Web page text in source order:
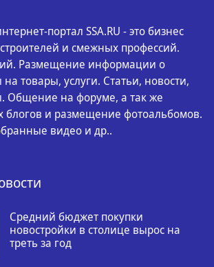
портал SSA.RU - это бизнес
и смежных профессий.
Размещение информации о
товары, услуги. Статьи, новости,
Общение на форуме, а так же
блогов и размещение фотоальбомов.
видео и др..
Средний бюджет покупки
новостройки в столице вырос на
треть за год